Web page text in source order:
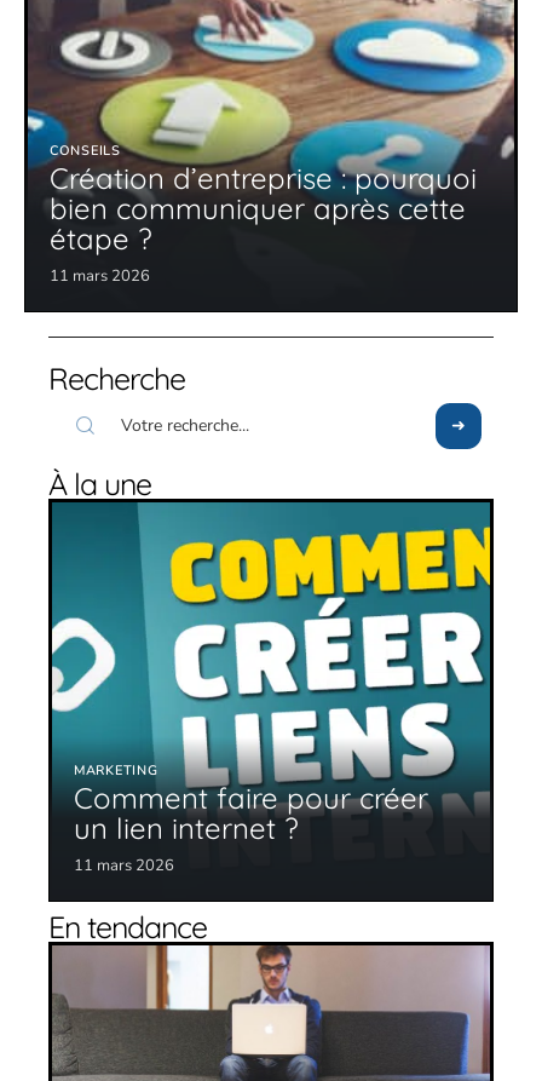
CONSEILS
Création d’entreprise : pourquoi
bien communiquer après cette
étape ?
11 mars 2026
Recherche
À la une
MARKETING
Comment faire pour créer
un lien internet ?
11 mars 2026
En tendance